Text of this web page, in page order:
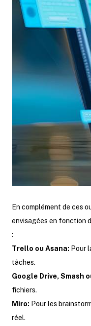
En complément de ces
envisagées en fonction
:
Trello ou Asana: Pour
tâches.
Google Drive, Smash
fichiers.
Miro: Pour les
réel.